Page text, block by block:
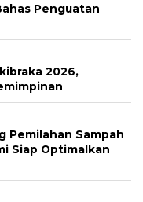
Penguatan
2026,
Pemilahan Sampah
Siap Optimalkan